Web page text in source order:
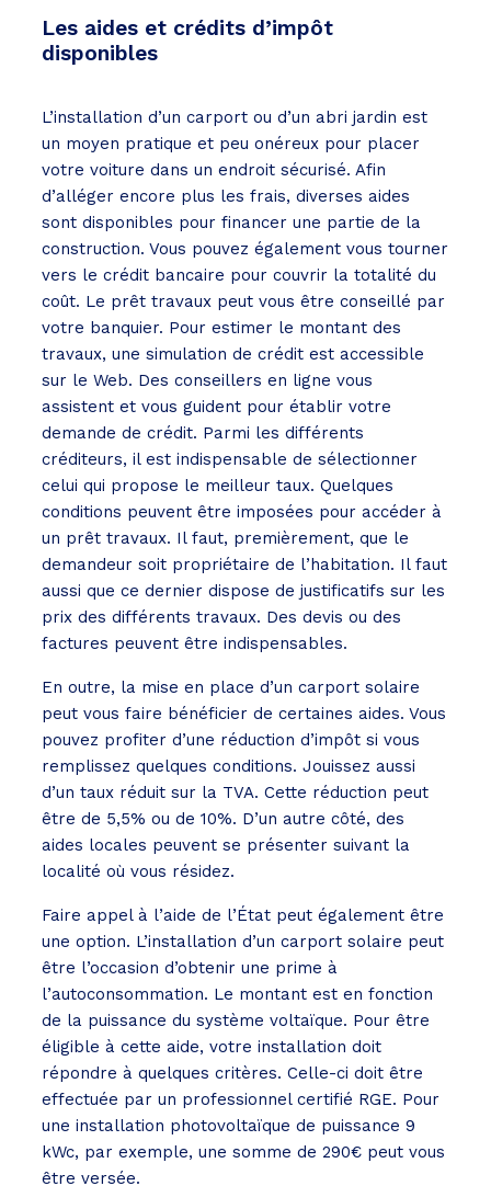
Les aides et crédits d’impôt
disponibles
L’installation d’un carport ou d’un abri jardin est
un moyen pratique et peu onéreux pour placer
votre voiture dans un endroit sécurisé. Afin
d’alléger encore plus les frais, diverses aides
sont disponibles pour financer une partie de la
construction. Vous pouvez également vous tourner
vers le crédit bancaire pour couvrir la totalité du
coût. Le prêt travaux peut vous être conseillé par
votre banquier. Pour estimer le montant des
travaux, une simulation de crédit est accessible
sur le Web. Des conseillers en ligne vous
assistent et vous guident pour établir votre
demande de crédit. Parmi les différents
créditeurs, il est indispensable de sélectionner
celui qui propose le meilleur taux. Quelques
conditions peuvent être imposées pour accéder à
un prêt travaux. Il faut, premièrement, que le
demandeur soit propriétaire de l’habitation. Il faut
aussi que ce dernier dispose de justificatifs sur les
prix des différents travaux. Des devis ou des
factures peuvent être indispensables.
En outre, la mise en place d’un carport solaire
peut vous faire bénéficier de certaines aides. Vous
pouvez profiter d’une réduction d’impôt si vous
remplissez quelques conditions. Jouissez aussi
d’un taux réduit sur la TVA. Cette réduction peut
être de 5,5% ou de 10%. D’un autre côté, des
aides locales peuvent se présenter suivant la
localité où vous résidez.
Faire appel à l’aide de l’État peut également être
une option. L’installation d’un carport solaire peut
être l’occasion d’obtenir une prime à
l’autoconsommation. Le montant est en fonction
de la puissance du système voltaïque. Pour être
éligible à cette aide, votre installation doit
répondre à quelques critères. Celle-ci doit être
effectuée par un professionnel certifié RGE. Pour
une installation photovoltaïque de puissance 9
kWc, par exemple, une somme de 290€ peut vous
être versée.